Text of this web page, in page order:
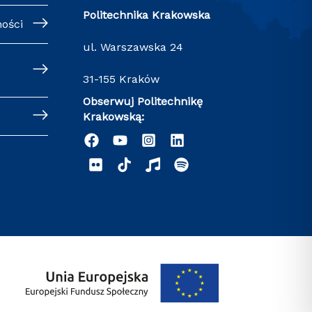
Politechnika Krakowska
ul. Warszawska 24
31-155 Kraków
Obserwuj Politechnikę
Krakowską: